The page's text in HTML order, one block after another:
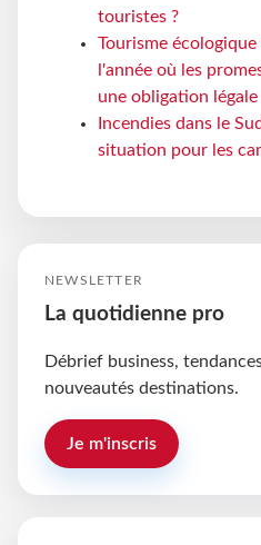
touristes ?
Tourisme
l'année où les
une obligation légale
Incendies dans le
situation pour les
NEWSLETTER
La quotidienne pro
Débrief business,
nouveautés destinations.
Je m'inscris